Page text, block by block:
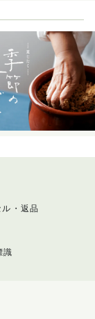
ル・返品
識